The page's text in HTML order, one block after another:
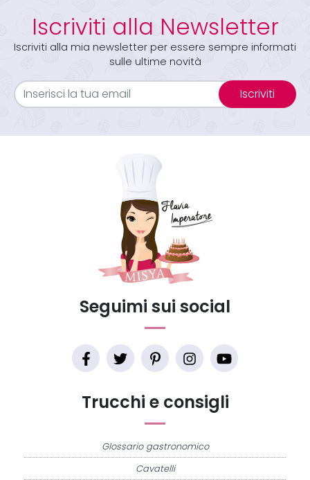
Iscriviti alla Newsletter
Iscriviti alla mia newsletter per essere sempre informati
sulle ultime novità
Iscriviti
Trucchi e consigli
Glossario gastronomico
Cavatelli
Seguimi sui social